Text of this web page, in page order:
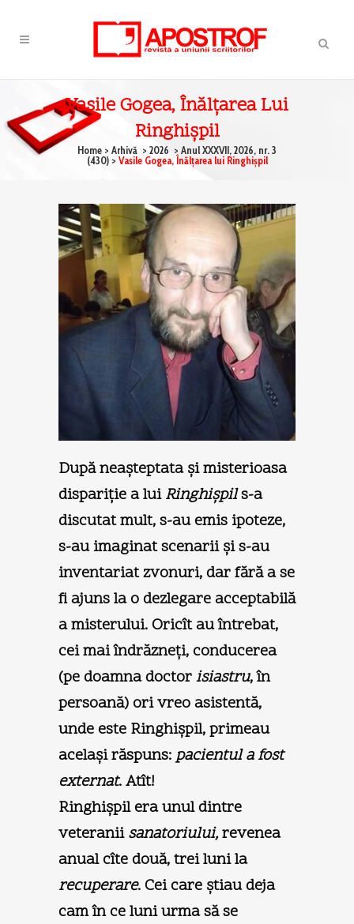
Vasile Gogea, Înălţarea Lui
Ringhişpil
Home > Arhivă > 2026 > Anul XXXVII, 2026, nr. 3
(430)> Vasile Gogea, Înălţarea lui Ringhişpil
După neaşteptata şi misterioasa
dispariţie a luiRinghişpils-a
discutat mult, s-au emis ipoteze,
s-au imaginat scenarii şi s-au
inventariat zvonuri, dar fără a se
fi ajuns la o dezlegare acceptabilă
a misterului. Oricît au întrebat,
cei mai îndrăzneţi, conducerea
(pe doamna doctorisiastru, în
persoană) ori vreo asistentă,
unde este Ringhişpil, primeau
acelaşi răspuns:pacientul a fost
externat. Atît!
Ringhişpil era unul dintre
veteraniisanatoriului,revenea
anual cîte două, trei luni la
recuperare. Cei care ştiau deja
cam în ce luni urma să se